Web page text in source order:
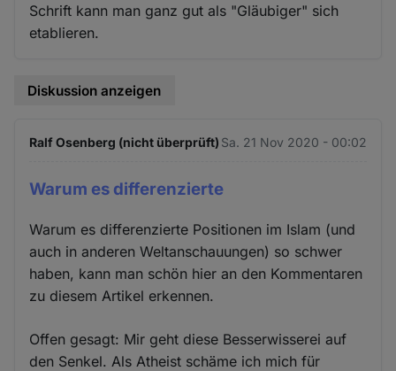
Schrift kann man ganz gut als "Gläubiger" sich
etablieren.
Diskussion anzeigen
Ralf Osenberg (nicht überprüft) Sa. 21 Nov 2020 - 00:02
Warum es differenzierte
Warum es differenzierte Positionen im Islam (und
auch in anderen Weltanschauungen) so schwer
haben, kann man schön hier an den Kommentaren
zu diesem Artikel erkennen.
Offen gesagt: Mir geht diese Besserwisserei auf
den Senkel. Als Atheist schäme ich mich für